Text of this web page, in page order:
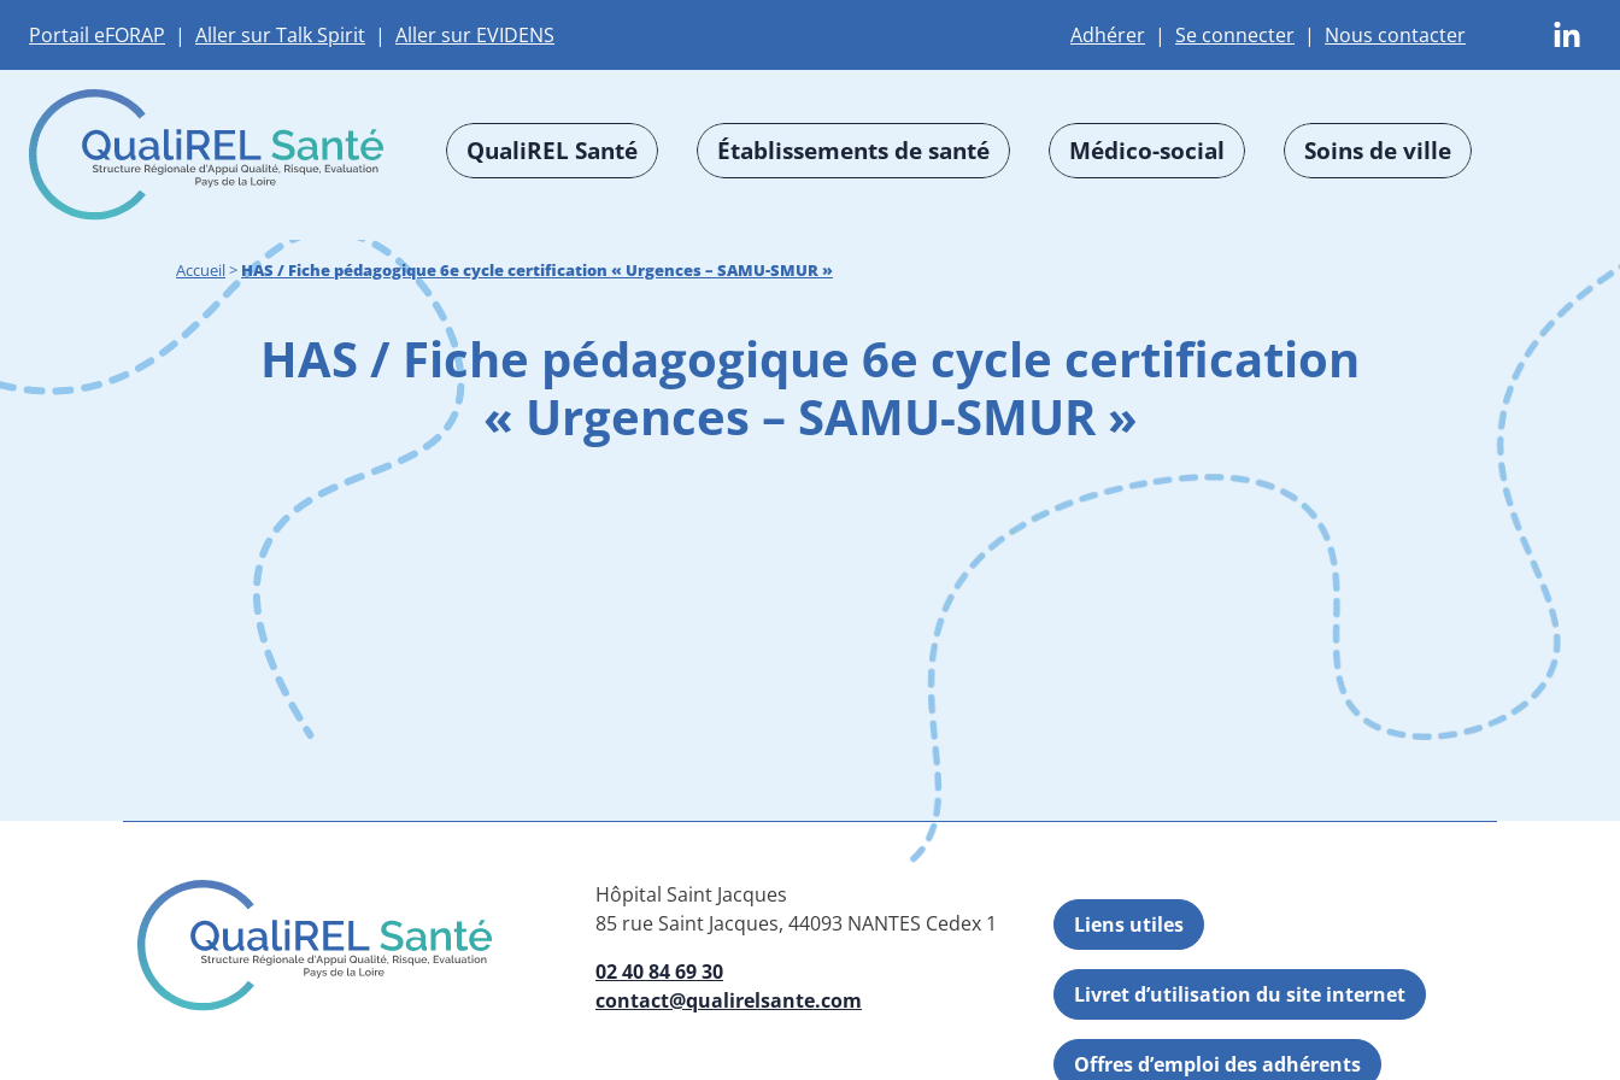
Portail eFORAP | Aller sur Talk Spirit | Aller sur EVIDENS Adhérer | Se connecter | Nous contacter
QualiREL Santé Établissements de santé Médico-social Soins de ville
Accueil> HAS / Fiche pédagogique 6e cycle certification « Urgences – SAMU-SMUR »
HAS / Fiche pédagogique 6e cycle certification
« Urgences – SAMU-SMUR »
Hôpital Saint Jacques
85 rue Saint Jacques, 44093 NANTES Cedex 1
02 40 84 69 30
contact@qualirelsante.com
Liens utiles
Livret d’utilisation du site internet
Offres d’emploi des adhérents